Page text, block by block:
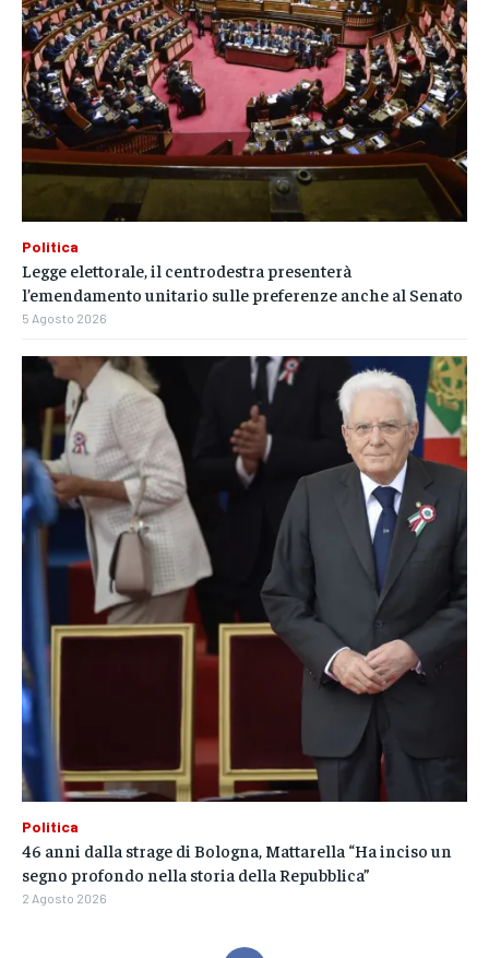
Politica
Legge elettorale, il centrodestra presenterà
l’emendamento unitario sulle preferenze anche al Senato
5 Agosto 2026
Politica
46 anni dalla strage di Bologna, Mattarella “Ha inciso un
segno profondo nella storia della Repubblica”
2 Agosto 2026